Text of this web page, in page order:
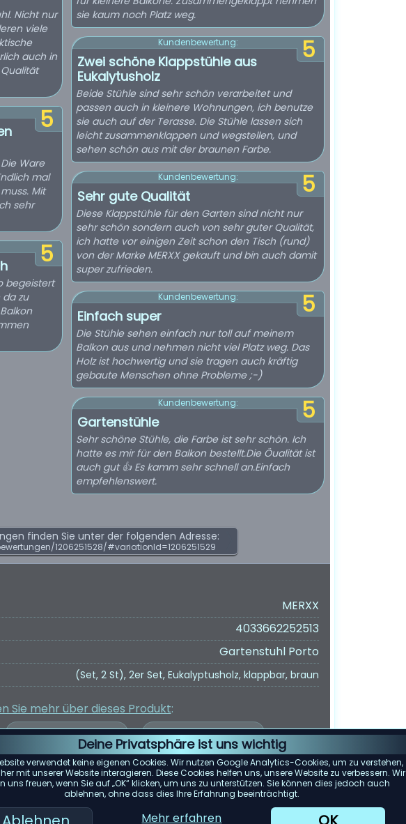
Deine Privatsphäre ist uns wichtig
verwendet keine eigenen Cookies. Wir nutzen Google Analytics-Cookies, um zu verstehen,
mit unserer Website interagieren. Diese Cookies helfen uns, unsere Website zu verbessern. Wir
uns freuen, wenn Sie auf „OK“ klicken, um uns zu unterstützen. Sie können dies jedoch auch
ablehnen, ohne dass dies Ihre Erfahrung beeinträchtigt.
Mehr erfahren
Nicht nur
viele
auch in
5
Ware
mal
Mit
sehr
5
begeistert
zu
sie kaum noch Platz weg.
5
Kundenbewertung:
Zwei schöne Klappstühle aus
Eukalytusholz
Beide Stühle sind sehr schön verarbeitet und
passen auch in kleinere Wohnungen, ich benutze
sie auch auf der Terasse. Die Stühle lassen sich
leicht zusammenklappen und wegstellen, und
sehen schön aus mit der braunen Farbe.
5
Kundenbewertung:
Sehr gute Qualität
Diese Klappstühle für den Garten sind nicht nur
sehr schön sondern auch von sehr guter Qualität,
ich hatte vor einigen Zeit schon den Tisch (rund)
von der Marke MERXX gekauft und bin auch damit
super zufrieden.
5
Kundenbewertung:
Einfach super
Die Stühle sehen einfach nur toll auf meinem
Balkon aus und nehmen nicht viel Platz weg. Das
Holz ist hochwertig und sie tragen auch kräftig
gebaute Menschen ohne Probleme ;-)
5
Kundenbewertung:
Gartenstühle
Sehr schöne Stühle, die Farbe ist sehr schön. Ich
hatte es mir für den Balkon bestellt.Die Öualität ist
auch gut 👍 Es kamm sehr schnell an.Einfach
empfehlenswert.
finden Sie unter der folgenden Adresse:
1206251528/#variationId=1206251529
MERXX
4033662252513
Gartenstuhl Porto
(Set, 2 St), 2er Set, Eukalyptusholz, klappbar, braun
Sie mehr über dieses Produkt:
der Kundenbewertungen wurde auf Grundlage von Bewertungen von
spiegelt die zum 14.05.2025 verfügbaren Bewertungen wider.